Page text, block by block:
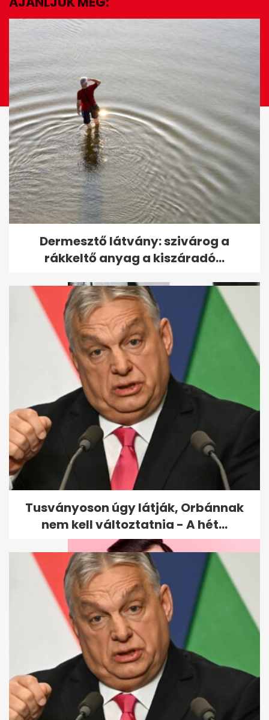
EZ IS ÉRDEKELHET
Kvíz: hány filmet ismersz fel a
gyerekrajzok alapján?
Retró kvíz gyerekkorod
kedvenc meséivel - Ha
meglesz a 6 pont,...
Észbontó kvíz: a 10/10 csak
keveseknek sikerül, sokan a
Dermesztő látvány: szivárog a
rákkeltő anyag a kiszáradó...
Tusványoson úgy látják, Orbánnak
nem kell változtatnia - A hét...